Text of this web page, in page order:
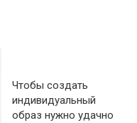
Чтобы создать
индивидуальный
образ нужно удачно